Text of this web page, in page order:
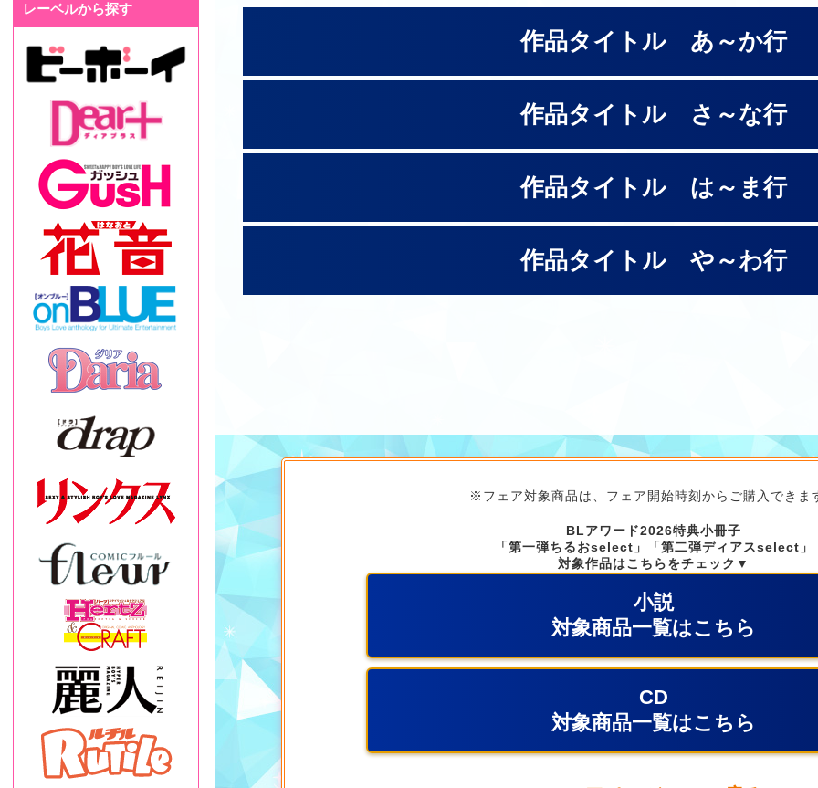
作品タイトル あ～か行
作品タイトル さ～な行
作品タイトル は～ま行
作品タイトル や～わ行
※フェア対象商品は、フェア開始時刻からご購入できま
BLアワード2026特典小冊子
「第一弾ちるおselect」「第二弾ディアスselect」
対象作品はこちらをチェック▼
小説
対象商品一覧はこちら
CD
対象商品一覧はこちら
レーベルから探す